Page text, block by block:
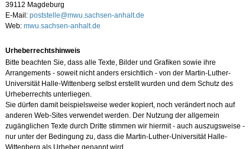
39112 Magdeburg
E-Mail: poststelle@mwu.sachsen-anhalt.de
Web: mwu.sachsen-anhalt.de
Urheberrechtshinweis
Bitte beachten Sie, dass alle Texte, Bilder und Grafiken sowie ihre
Arrangements - soweit nicht anders ersichtlich - von der Martin-Luther-
Universität Halle-Wittenberg selbst erstellt wurden und dem Schutz des
Urheberrechts unterliegen.
Sie dürfen damit beispielsweise weder kopiert, noch verändert noch auf
anderen Web-Sites verwendet werden. Der Nutzung der allgemein
zugänglichen Texte durch Dritte stimmen wir hiermit - auch auszugsweise -
nur unter der Bedingung zu, dass die Martin-Luther-Universität Halle-